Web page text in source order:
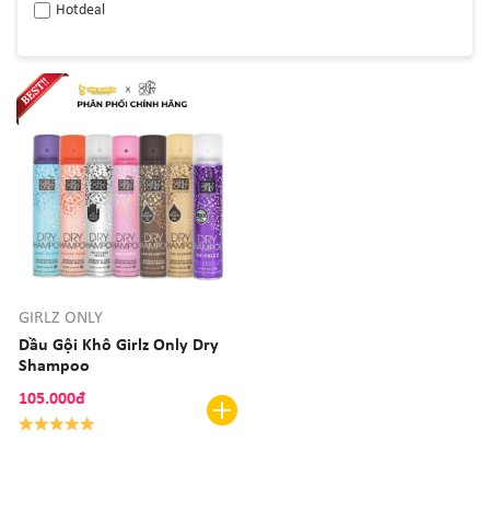
Hotdeal
GIRLZ ONLY
Dầu Gội Khô Girlz Only Dry
Shampoo
105.000đ